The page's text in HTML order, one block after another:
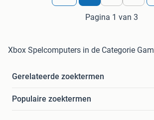
Pagina 1 van 3
Xbox Spelcomputers in de Categorie
Gerelateerde zoektermen
Populaire zoektermen